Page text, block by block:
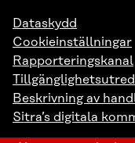
Dataskydd
Cookieinställningar
Rapporteringskanal
Beskrivning av
Sitra’s digitala